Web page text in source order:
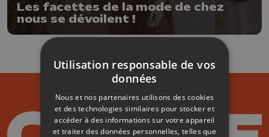
Les facettes de la mode de chez
nous se dévoilent !
Utilisation responsable de vos
données
Nous et nos partenaires utilisons des cookies
et des technologies similaires pour stocker et
accéder à des informations sur votre appareil
et traiter des données personnelles, telles que